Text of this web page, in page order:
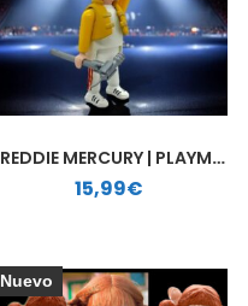
FREDDIE MERCURY | PLAYMOBIL PERSONALIZADO
15,99€
Nuevo